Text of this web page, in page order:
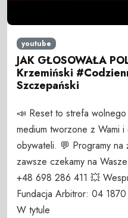
youtube
JAK GŁOSOWAŁA
Krzemiński
Szczepański
📣 Reset to strefa
medium tworzone z Wami
obywateli. 💬 Programy na
zawsze czekamy na
+48 698 286 411 💥
Fundacja Arbitror: 04
W tytule